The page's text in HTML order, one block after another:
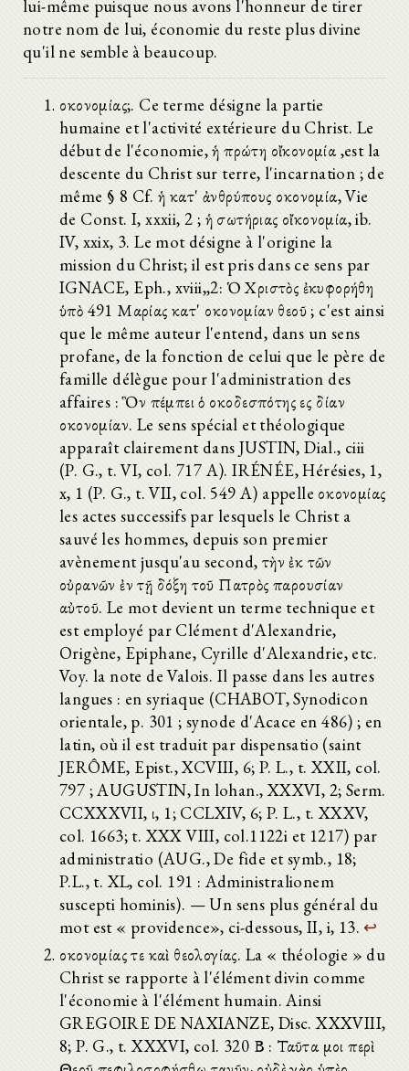
lui-même puisque nous avons l'honneur de tirer
notre nom de lui, économie du reste plus divine
qu'il ne semble à beaucoup.
οἰκονομίας;. Ce terme désigne la partie
humaine et l'activité extérieure du Christ. Le
début de l'économie, ἡ πρώτη οἴκονομία ,est la
descente du Christ sur terre, l'incarnation ; de
même § 8 Cf. ἡ κατ' ἀνθρύπους οἰκονομία, Vie
de Const. I, xxxii, 2 ; ἡ σωτήριας οἴκονομία, ib.
IV, xxix, 3. Le mot désigne à l'origine la
mission du Christ; il est pris dans ce sens par
IGNACE, Eph., xviii,,2: Ὁ Χριστὸς ἐκυφορήθη
ὑπὸ 491 Μαρίας κατ' οἰκονομίαν θεοῦ ; c'est ainsi
que le même auteur l'entend, dans un sens
profane, de la fonction de celui que le père de
famille délègue pour l'administration des
affaires : Ὃν πέμπει ὁ οἰκοδεσπότης εἰς ἰδίαν
οἰκονομίαν. Le sens spécial et théologique
apparaît clairement dans JUSTIN, Dial., ciii
(P. G., t. VI, col. 717 A). IRÉNÉE, Hérésies, 1,
x, 1 (P. G., t. VII, col. 549 A) appelle οἰκονομίας
les actes successifs par lesquels le Christ a
sauvé les hommes, depuis son premier
avènement jusqu'au second, τὴν ἐκ τῶν
οὐρανῶν ἐν τῇ δόξη τοῦ Πατρὸς παρουσίαν
αὐτοῦ. Le mot devient un terme technique et
est employé par Clément d'Alexandrie,
Origène, Epiphane, Cyrille d'Alexandrie, etc.
Voy. la note de Valois. Il passe dans les autres
langues : en syriaque (CHABOT, Synodicon
orientale, p. 301 ; synode d'Acace en 486) ; en
latin, où il est traduit par dispensatio (saint
JERÔME, Epist., XCVIII, 6; P. L., t. XXII, col.
797 ; AUGUSTIN, In lohan., XXXVI, 2; Serm.
CCXXXVII, ι, 1; CCLXIV, 6; P. L., t. XXXV,
col. 1663; t. XXX VIII, col.1122i et 1217) par
administratio (AUG., De fide et symb., 18;
P.L., t. XL, col. 191 : Administralionem
suscepti hominis). — Un sens plus général du
mot est « providence», ci-dessous, II, i, 13. ↩
οἰκονομίας τε καὶ θεολογίας. La « théologie » du
Christ se rapporte à l'élément divin comme
l'économie à l'élément humain. Ainsi
GREGOIRE DE NAXIANZE, Disc. XXXVIII,
8; P. G., t. XXXVI, col. 320 Β : Ταῦτα μοι περὶ